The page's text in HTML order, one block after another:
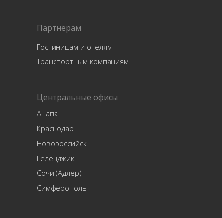
Центральные офисы
Анапа
Краснодар
Новороссийск
Геленджик
Сочи (Адлер)
Симферополь
Партнёрам
Гостиницам и отелям
Транспортным компаниям